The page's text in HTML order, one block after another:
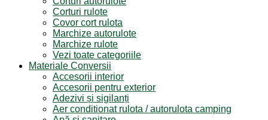
Corturi rulote
Covor cort rulota
Marchize autorulote
Marchize rulote
Vezi toate categoriile
Materiale Conversii
Accesorii interior
Accesorii pentru exterior
Adezivi și sigilanți
Aer conditionat rulota / autorulota camping